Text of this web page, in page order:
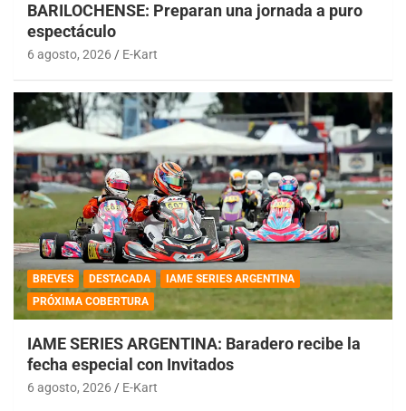
BARILOCHENSE: Preparan una jornada a puro
espectáculo
6 agosto, 2026 E-Kart
BREVES DESTACADA
IAME SERIES ARGENTINA
PRÓXIMA COBERTURA
IAME SERIES ARGENTINA: Baradero recibe la
fecha especial con Invitados
6 agosto, 2026 E-Kart